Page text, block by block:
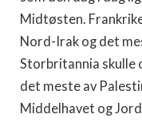
Midtøsten.
Nord-Irak og det
Storbritannia skulle
det meste av
Middelhavet og